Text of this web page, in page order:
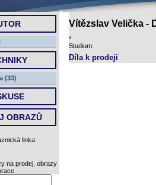
(33)
OBRAZŮ
Vítězslav Velička -
*
Studium:
Díla k prodeji